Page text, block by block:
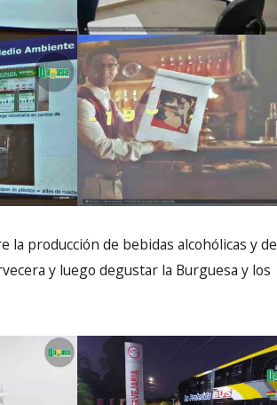
la producción de bebidas alcohólicas y de
y luego degustar la Burguesa y los